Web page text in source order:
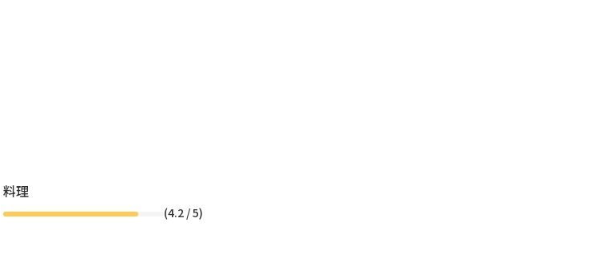
料理
(4.2/ 5)